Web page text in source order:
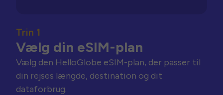
Trin 1
Vælg din eSIM-plan
Vælg den HelloGlobe eSIM-plan, der passer til
din rejses længde, destination og dit
dataforbrug.